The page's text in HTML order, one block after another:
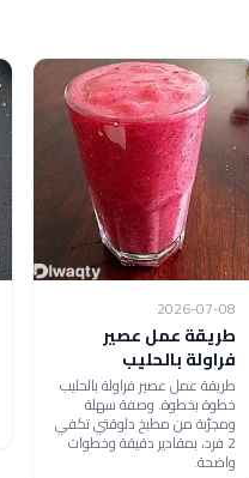
2026-07-08
طريقة عمل عصير
فراولة بالحليب
طريقة عمل عصير فراولة بالحليب
خطوة بخطوة. وصفة سهلة
ومجرّبة من مطبخ دلوقتي تكفي
2 فرد، بمقادير دقيقة وخطوات
واضحة.